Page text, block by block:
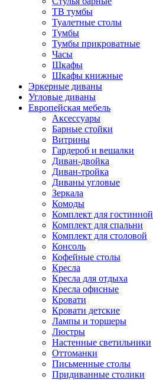
ТВ тумбы
Туалетные столы
Тумбы
Тумбы прикроватные
Часы
Шкафы
Шкафы книжные
Эркерные диваны
Угловые диваны
Европейская мебель
Аксессуары
Барные стойки
Витрины
Гардероб и вешалки
Диван-двойка
Диван-тройка
Диваны угловые
Зеркала
Комоды
Комплект для гостинной
Комплект для спальни
Комплект для столовой
Консоль
Кофейные столы
Кресла
Кресла для отдыха
Кресла офисные
Кровати
Кровати детские
Лампы и торшеры
Люстры
Настенные светильники
Оттоманки
Письменные столы
Придиванные столики